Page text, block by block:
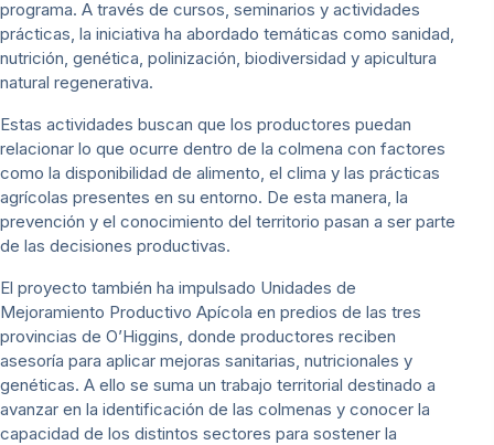
programa. A través de cursos, seminarios y actividades
prácticas, la iniciativa ha abordado temáticas como sanidad,
nutrición, genética, polinización, biodiversidad y apicultura
natural regenerativa.
Estas actividades buscan que los productores puedan
relacionar lo que ocurre dentro de la colmena con factores
como la disponibilidad de alimento, el clima y las prácticas
agrícolas presentes en su entorno. De esta manera, la
prevención y el conocimiento del territorio pasan a ser parte
de las decisiones productivas.
El proyecto también ha impulsado Unidades de
Mejoramiento Productivo Apícola en predios de las tres
provincias de O’Higgins, donde productores reciben
asesoría para aplicar mejoras sanitarias, nutricionales y
genéticas. A ello se suma un trabajo territorial destinado a
avanzar en la identificación de las colmenas y conocer la
capacidad de los distintos sectores para sostener la